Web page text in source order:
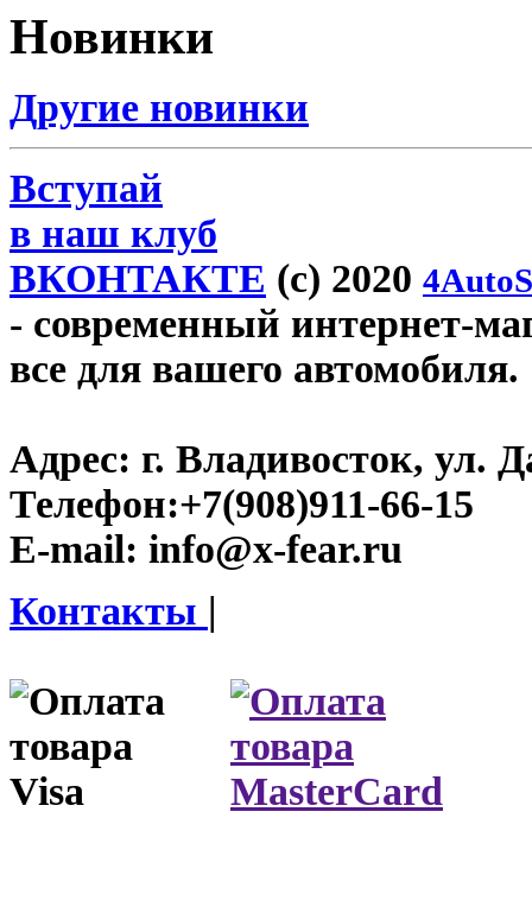
Новинки
Другие новинки
Вступай
в наш клуб
ВКОНТАКТЕ (c) 2020
- современный интернет-
все для вашего автомобиля.
Адрес: г. Владивосток, ул.
Телефон:+7(908)911-66-15
E-mail: info@x-fear.ru
Контакты |